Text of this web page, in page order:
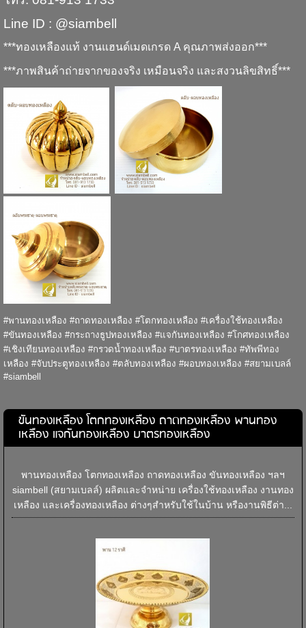
Line ID : @siambell
***ทองเหลืองแท้ งานแฮนด์เมดเกรด A คุณภาพส่งออก***
***ภาพสินค้าถ่ายจากของจริง เหมือนจริง และสงวนลิขสิทธิ์***
#พานทองเหลือง #ถาดทองเหลือง #โตกทองเหลือง #เครื่องใช้ทองเหลือง
#ขันทองเหลือง #กระถางธูปทองเหลือง #แจกันทองเหลือง #โกศทองเหลือง
#เชิงเทียนทองเหลือง #กรวดน้ำทองเหลือง #บาตรทองเหลือง #ทัพพีทอง
เหลือง #จับประตูทองเหลือง #ตลับทองเหลือง #ผอบทองเหลือง #สยามเบลล์
#siambell
ขันทองเหลือง โตกทองเหลือง ถาดทองเหลือง พานทอง
เหลือง แจกันทองเหลือง บาตรทองเหลือง
พานทองเหลือง โตกทองเหลือง ถาดทองเหลือง ขันทองเหลือง ฯลฯ
siambell (สยามเบลล์) ผลิตและจำหน่าย เครื่องใช้ทองเหลือง งานทอง
เหลือง และเครื่องทองเหลือง ต่างๆสำหรับใช้ในบ้าน หรืองานพิธีต่า...